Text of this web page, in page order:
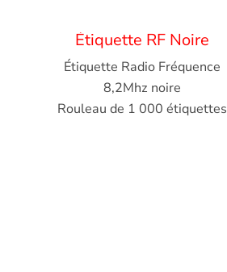
Étiquette RF Noire
Étiquette Radio Fréquence
8,2Mhz noire
Rouleau de 1 000 étiquettes